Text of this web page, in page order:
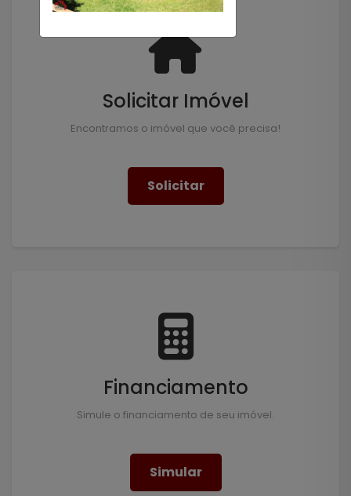
Solicitar Imóvel
Encontramos o imóvel que você precisa!
Solicitar
Financiamento
Simule o financiamento de seu imóvel.
Simular